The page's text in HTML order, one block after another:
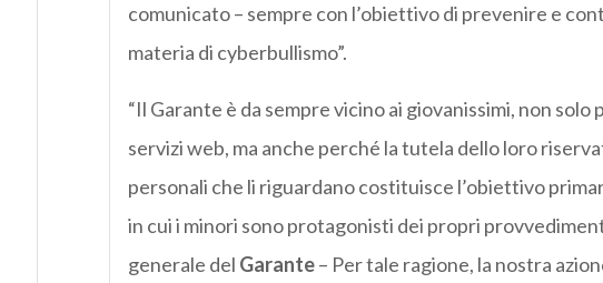
comunicato – sempre con l’obiettivo di prevenire e
materia di cyberbullismo”.
“Il Garante è da sempre vicino ai giovanissimi, non
servizi web, ma anche perché la tutela dello loro
personali che li riguardano costituisce l’obiettivo
in cui i minori sono protagonisti dei propri
generale del Garante– Per tale ragione, la nostra